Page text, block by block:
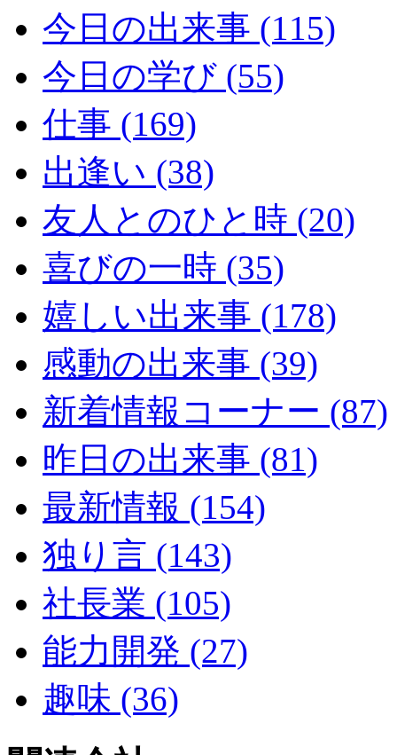
今日の出来事 (115)
今日の学び (55)
仕事 (169)
出逢い (38)
友人とのひと時 (20)
喜びの一時 (35)
嬉しい出来事 (178)
感動の出来事 (39)
新着情報コーナー (87)
昨日の出来事 (81)
最新情報 (154)
独り言 (143)
社長業 (105)
能力開発 (27)
趣味 (36)